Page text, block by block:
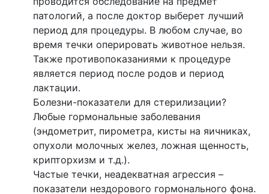
патологий, а после доктор выберет лучший
период для процедуры. В любом случае, во
время течки оперировать животное нельзя.
Также противопоказаниями к процедуре
является период после родов и период
лактации.
Болезни-показатели для стерилизации?
Любые гормональные заболевания
(эндометрит, пирометра, кисты на яичниках,
опухоли молочных желез, ложная щенность,
крипторхизм и т.д.).
Частые течки, неадекватная агрессия –
показатели нездорового гормонального фона.